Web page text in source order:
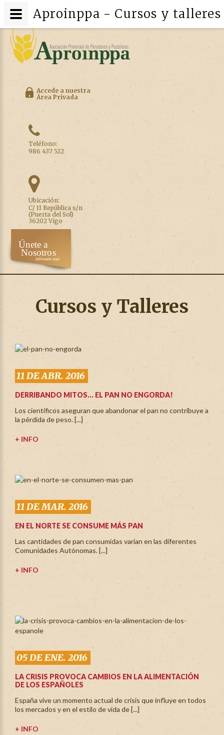
Accede a nuestra
Área Privada
Teléfono:
986 437 522
Ubicación:
C/ II República s/n
(Puerta del Sol)
36202 Vigo
Cursos y Talleres
11 DE ABR. 2016
DERRIBANDO MITOS… EL PAN NO ENGORDA!
Los científicos aseguran que abandonar el pan no contribuye a
la pérdida de peso. [...]
+ INFO
11 DE MAR. 2016
EN EL NORTE SE CONSUME MÁS PAN
Las cantidades de pan consumidas varían en las diferentes
Comunidades Autónomas. [...]
+ INFO
05 DE ENE. 2016
LA CRISIS PROVOCA CAMBIOS EN LA ALIMENTACIÓN
DE LOS ESPAÑOLES
España vive un momento actual de crisis que influye en todos
los mercados y en el estilo de vida de [...]
+ INFO
Aproinppa - Cursos y